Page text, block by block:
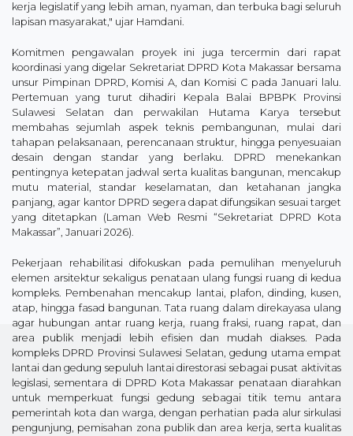
kerja legislatif yang lebih aman, nyaman, dan terbuka bagi seluruh
lapisan masyarakat," ujar Hamdani.
Komitmen pengawalan proyek ini juga tercermin dari rapat
koordinasi yang digelar Sekretariat DPRD Kota Makassar bersama
unsur Pimpinan DPRD, Komisi A, dan Komisi C pada Januari lalu.
Pertemuan yang turut dihadiri Kepala Balai BPBPK Provinsi
Sulawesi Selatan dan perwakilan Hutama Karya tersebut
membahas sejumlah aspek teknis pembangunan, mulai dari
tahapan pelaksanaan, perencanaan struktur, hingga penyesuaian
desain dengan standar yang berlaku. DPRD menekankan
pentingnya ketepatan jadwal serta kualitas bangunan, mencakup
mutu material, standar keselamatan, dan ketahanan jangka
panjang, agar kantor DPRD segera dapat difungsikan sesuai target
yang ditetapkan (Laman Web Resmi “Sekretariat DPRD Kota
Makassar”, Januari 2026).
Pekerjaan rehabilitasi difokuskan pada pemulihan menyeluruh
elemen arsitektur sekaligus penataan ulang fungsi ruang di kedua
kompleks. Pembenahan mencakup lantai, plafon, dinding, kusen,
atap, hingga fasad bangunan. Tata ruang dalam direkayasa ulang
agar hubungan antar ruang kerja, ruang fraksi, ruang rapat, dan
area publik menjadi lebih efisien dan mudah diakses. Pada
kompleks DPRD Provinsi Sulawesi Selatan, gedung utama empat
lantai dan gedung sepuluh lantai direstorasi sebagai pusat aktivitas
legislasi, sementara di DPRD Kota Makassar penataan diarahkan
untuk memperkuat fungsi gedung sebagai titik temu antara
pemerintah kota dan warga, dengan perhatian pada alur sirkulasi
pengunjung, pemisahan zona publik dan area kerja, serta kualitas